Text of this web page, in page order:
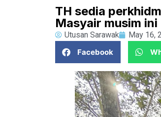
TH sedia
Masyair musim ini
Utusan Sarawak May 16,
Facebook